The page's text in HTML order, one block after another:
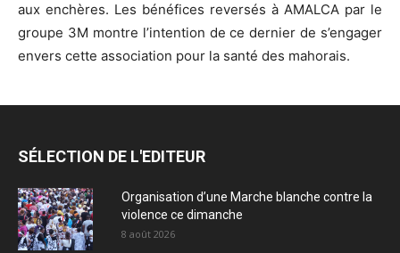
aux enchères. Les bénéfices reversés à AMALCA par le
groupe 3M montre l’intention de ce dernier de s’engager
envers cette association pour la santé des mahorais.
SÉLECTION DE L'EDITEUR
Organisation d’une Marche blanche contre la
violence ce dimanche
8 août 2026